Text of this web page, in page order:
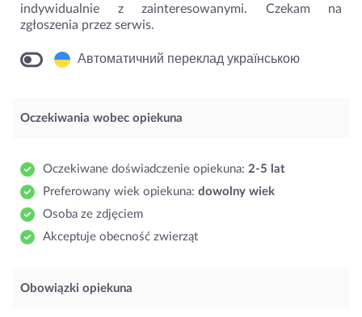
indywidualnie z zainteresowanymi. Czekam na
zgłoszenia przez serwis.
Автоматичний переклад українською
Oczekiwania wobec opiekuna
Oczekiwane doświadczenie opiekuna: 2-5 lat
Preferowany wiek opiekuna: dowolny wiek
Osoba ze zdjęciem
Akceptuje obecność zwierząt
Obowiązki opiekuna